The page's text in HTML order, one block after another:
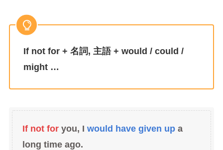
If not for + 名詞, 主語 + would / could /
might …
If not foryou, I would have given upa
long time ago.